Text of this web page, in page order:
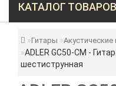
КАТАЛОГ ТОВАРОВ
Гитары Акустические
ADLER GC50-CM -
шестиструнная